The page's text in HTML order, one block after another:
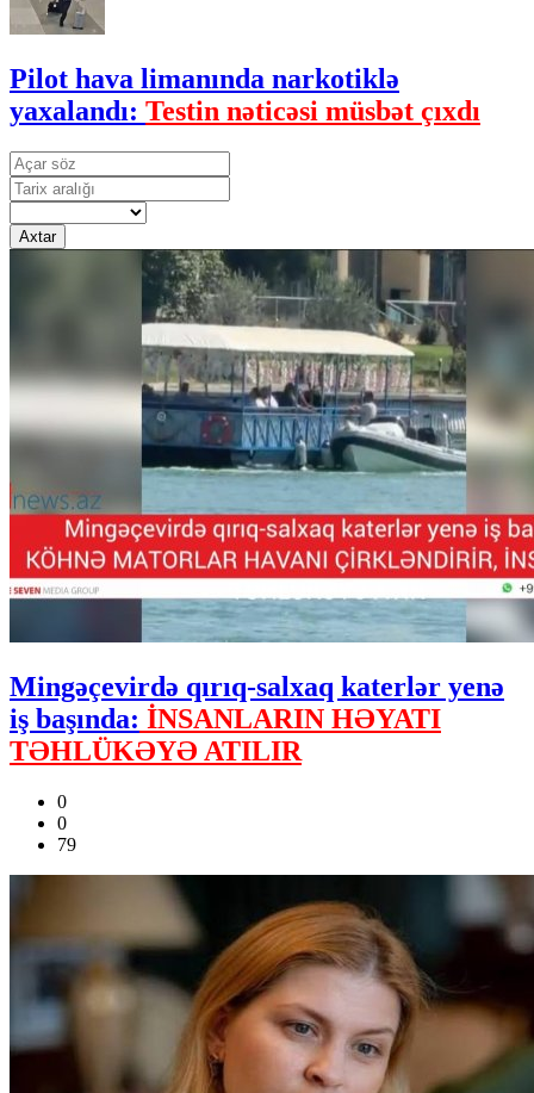
Pilot hava limanında narkotiklə
yaxalandı: Testin nəticəsi müsbət çıxdı
Axtar
Mingəçevirdə qırıq-salxaq katerlər yenə
iş başında: İNSANLARIN HƏYATI
TƏHLÜKƏYƏ ATILIR
0
0
79